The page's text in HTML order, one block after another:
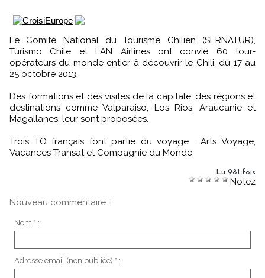
Le Comité National du Tourisme Chilien (SERNATUR),
Turismo Chile et LAN Airlines ont convié 60 tour-
opérateurs du monde entier à découvrir le Chili, du 17 au
25 octobre 2013.
Des formations et des visites de la capitale, des régions et
destinations comme Valparaiso, Los Rios, Araucanie et
Magallanes, leur sont proposées.
Trois TO français font partie du voyage : Arts Voyage,
Vacances Transat et Compagnie du Monde.
Lu 981 fois
Notez
Nouveau commentaire :
Nom * :
Adresse email (non publiée) * :